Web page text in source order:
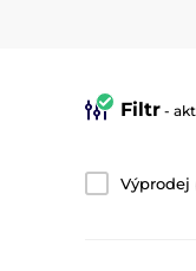
Filtr -
Výprodej